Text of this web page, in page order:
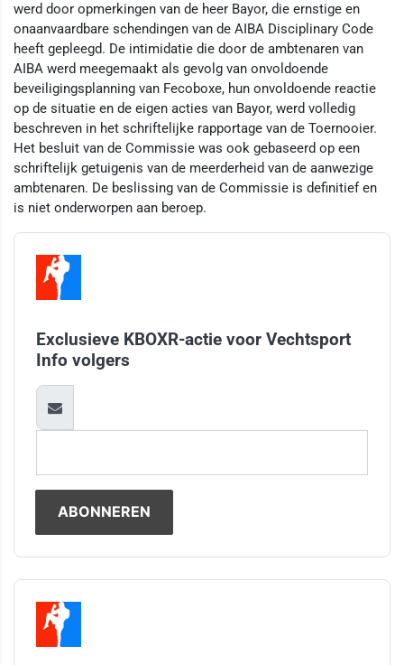
werd door opmerkingen van de heer Bayor, die ernstige en
onaanvaardbare schendingen van de AIBA Disciplinary Code
heeft gepleegd. De intimidatie die door de ambtenaren van
AIBA werd meegemaakt als gevolg van onvoldoende
beveiligingsplanning van Fecoboxe, hun onvoldoende reactie
op de situatie en de eigen acties van Bayor, werd volledig
beschreven in het schriftelijke rapportage van de Toernooier.
Het besluit van de Commissie was ook gebaseerd op een
schriftelijk getuigenis van de meerderheid van de aanwezige
ambtenaren. De beslissing van de Commissie is definitief en
is niet onderworpen aan beroep.
Exclusieve KBOXR-actie voor Vechtsport
Info volgers